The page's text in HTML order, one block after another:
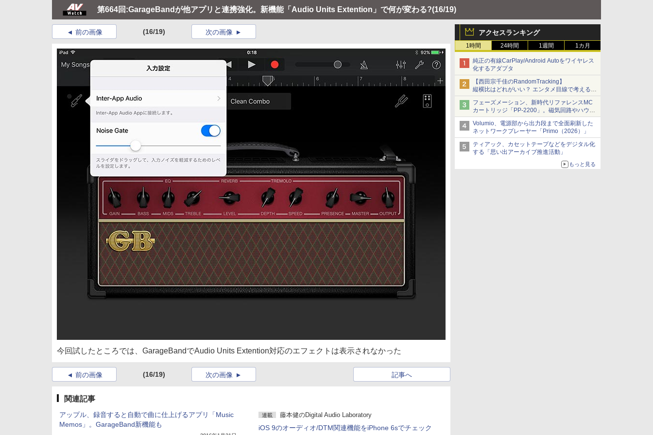
第664回:GarageBandが他アプリと連携強化。新機能「Audio Units Extention」で何が変わる?(16/19)
アクセスランキング
1時間 24時間 1週間 1カ月
純正の有線CarPlay/Android Autoをワイヤレス
化するアダプタ
【西田宗千佳のRandomTracking】
縦横比はどれがいい？ エンタメ目線で考える、
サムスン新「Galaxy Z Fold」
フェーズメーション、新時代リファレンスMC
カートリッジ「PP-2200」。磁気回路やハウジ
ングを根本から見直し
Volumio、電源部から出力段まで全面刷新した
ネットワークプレーヤー「Primo（2026）」
ティアック、カセットテープなどをデジタル化
する「思い出アーカイブ推進活動」
もっと見る
前の画像 (16/19) 次の画像
今回試したところでは、GarageBandでAudio Units Extention対応のエフェクトは表示されなかった
前の画像 (16/19) 記事へ
次の画像
関連記事
アップル、録音すると自動で曲に仕上げるアプリ「Music
Memos」。GarageBand新機能も
連載 藤本健のDigital Audio Laboratory
iOS 9のオーディオ/DTM関連機能をiPhone 6sでチェック